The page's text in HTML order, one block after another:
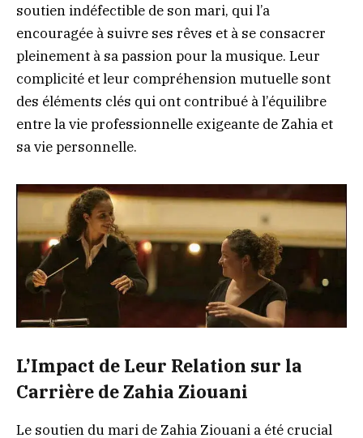
soutien indéfectible de son mari, qui l’a
encouragée à suivre ses rêves et à se consacrer
pleinement à sa passion pour la musique. Leur
complicité et leur compréhension mutuelle sont
des éléments clés qui ont contribué à l’équilibre
entre la vie professionnelle exigeante de Zahia et
sa vie personnelle.
L’Impact de Leur Relation sur la
Carrière de Zahia Ziouani
Le soutien du mari de Zahia Ziouani a été crucial